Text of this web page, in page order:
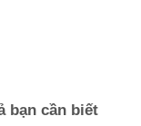
bạn cần biết